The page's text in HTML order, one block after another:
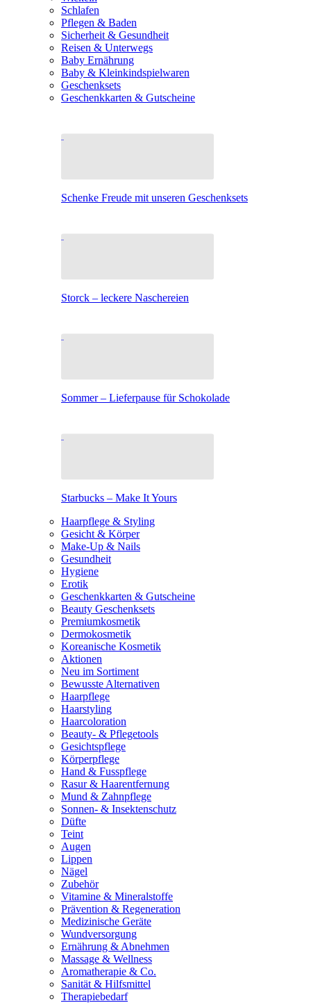
Schlafen
Pflegen & Baden
Sicherheit & Gesundheit
Reisen & Unterwegs
Baby Ernährung
Baby & Kleinkindspielwaren
Geschenksets
Geschenkkarten & Gutscheine
Schenke Freude mit unseren Geschenksets
Storck – leckere Naschereien
Sommer – Lieferpause für Schokolade
Starbucks – Make It Yours
Haarpflege & Styling
Gesicht & Körper
Make-Up & Nails
Gesundheit
Hygiene
Erotik
Geschenkkarten & Gutscheine
Beauty Geschenksets
Premiumkosmetik
Dermokosmetik
Koreanische Kosmetik
Aktionen
Neu im Sortiment
Bewusste Alternativen
Haarpflege
Haarstyling
Haarcoloration
Beauty- & Pflegetools
Gesichtspflege
Körperpflege
Hand & Fusspflege
Rasur & Haarentfernung
Mund & Zahnpflege
Sonnen- & Insektenschutz
Düfte
Teint
Augen
Lippen
Nägel
Zubehör
Vitamine & Mineralstoffe
Prävention & Regeneration
Medizinische Geräte
Wundversorgung
Ernährung & Abnehmen
Massage & Wellness
Aromatherapie & Co.
Sanität & Hilfsmittel
Therapiebedarf